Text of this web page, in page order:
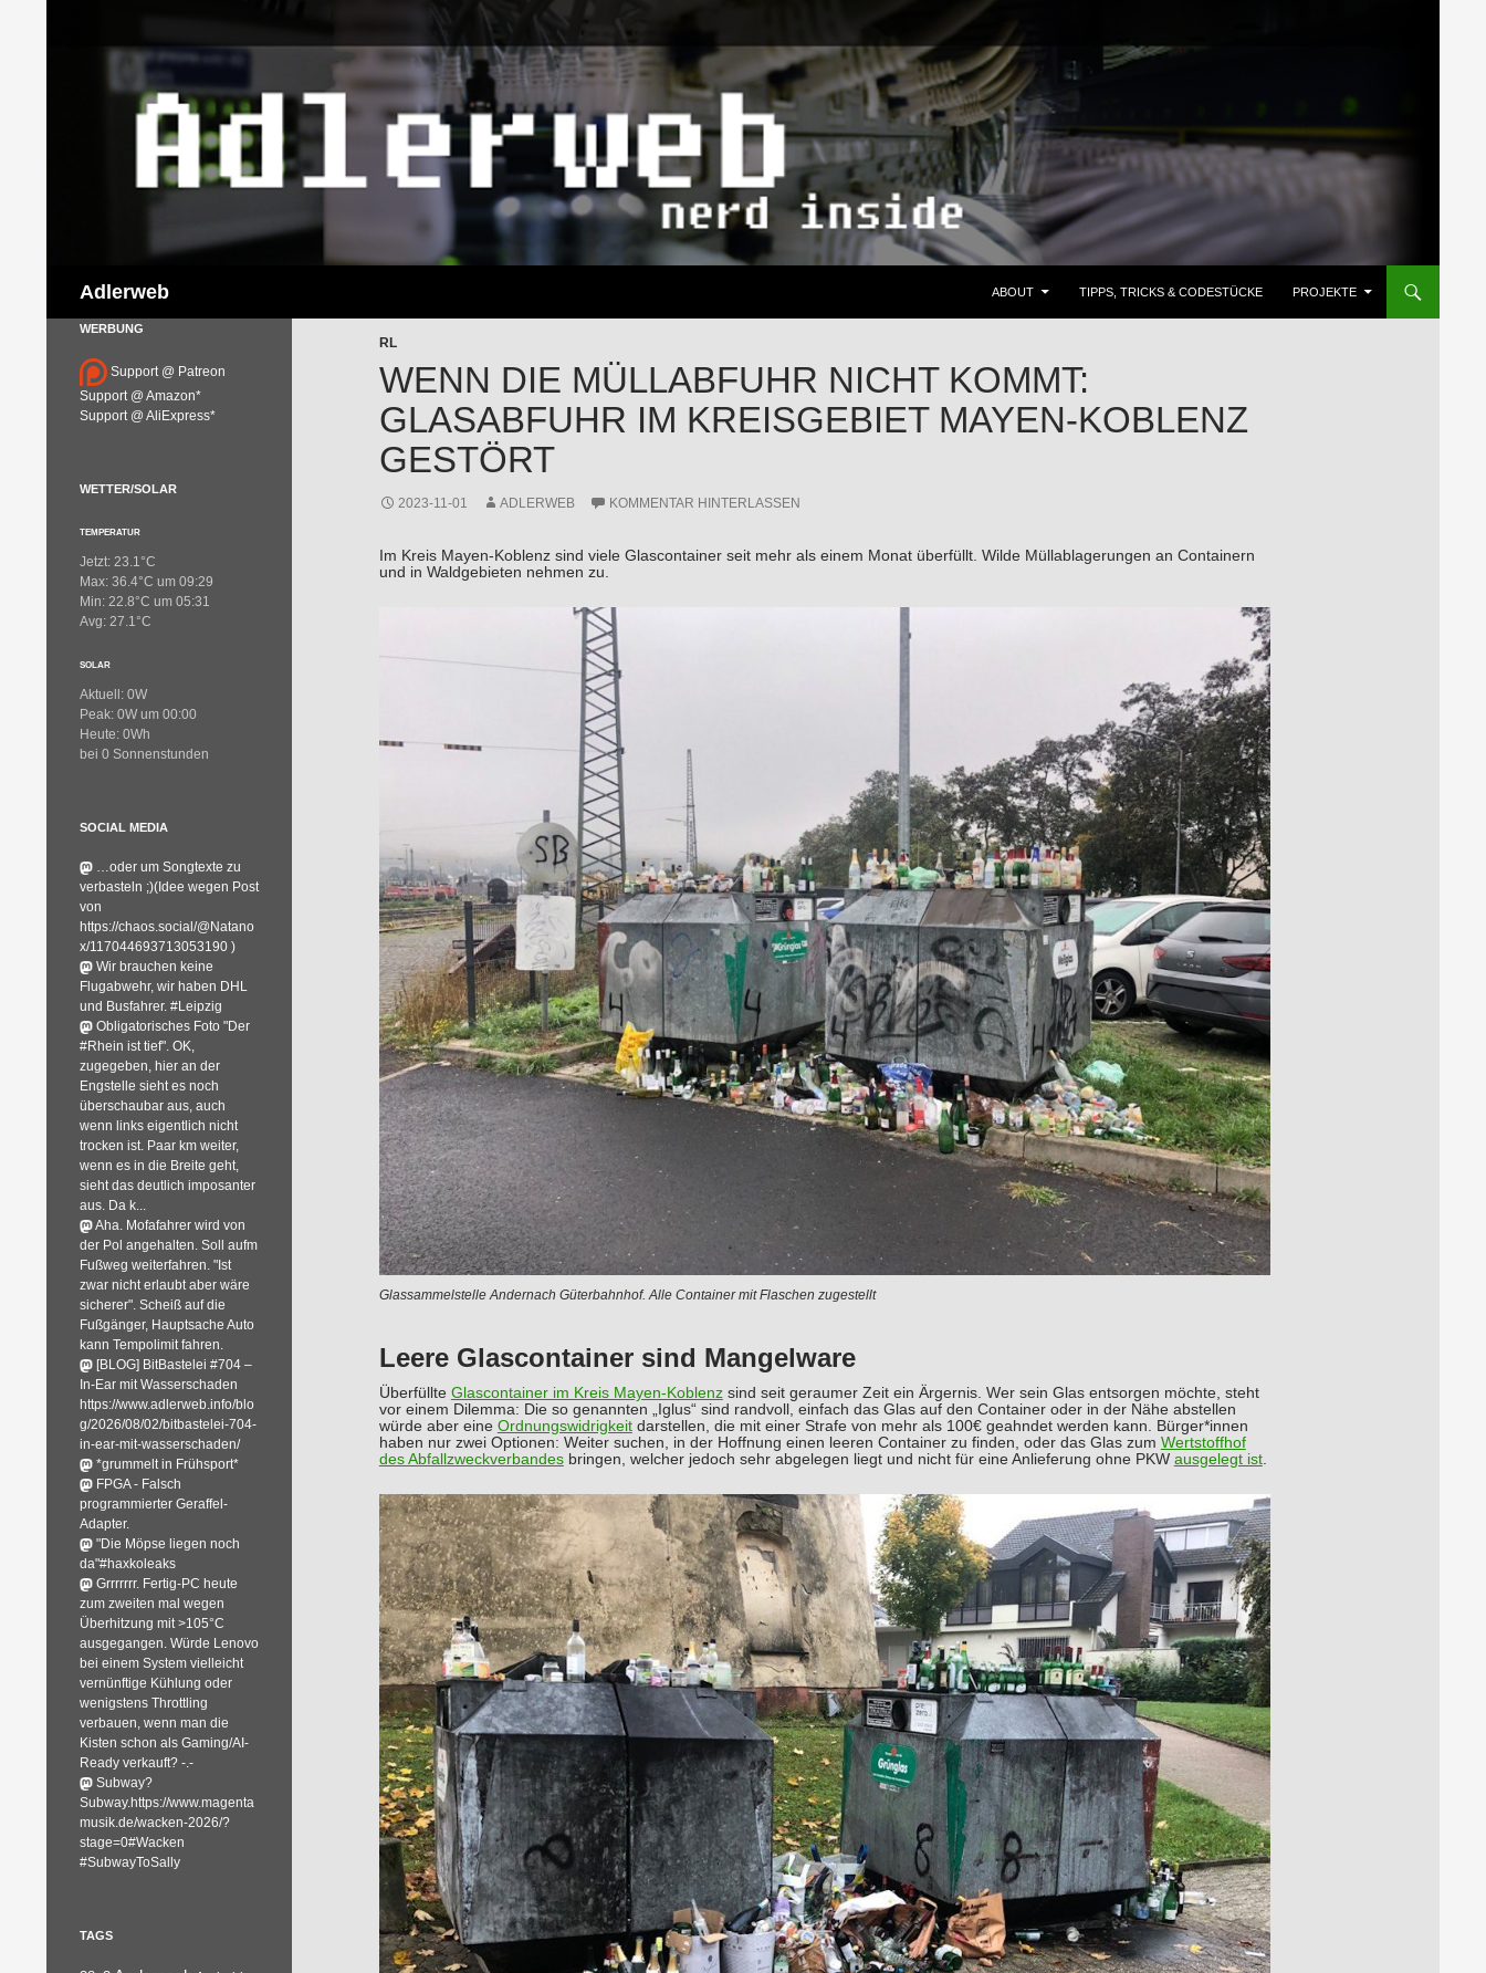
Adlerweb
ABOUT
TIPPS, TRICKS & CODESTÜCKE PROJEKTE
RL
WENN DIE MÜLLABFUHR NICHT KOMMT:
GLASABFUHR IM KREISGEBIET MAYEN-KOBLENZ
GESTÖRT
2023-11-01 ADLERWEB KOMMENTAR HINTERLASSEN
Im Kreis Mayen-Koblenz sind viele Glascontainer seit mehr als einem Monat überfüllt. Wilde Müllablagerungen an Containern
und in Waldgebieten nehmen zu.
Glassammelstelle Andernach Güterbahnhof. Alle Container mit Flaschen zugestellt
Leere Glascontainer sind Mangelware
Überfüllte Glascontainer im Kreis Mayen-Koblenzsind seit geraumer Zeit ein Ärgernis. Wer sein Glas entsorgen möchte, steht
vor einem Dilemma: Die so genannten „Iglus“ sind randvoll, einfach das Glas auf den Container oder in der Nähe abstellen
würde aber eine Ordnungswidrigkeitdarstellen, die mit einer Strafe von mehr als 100€ geahndet werden kann. Bürger*innen
haben nur zwei Optionen: Weiter suchen, in der Hoffnung einen leeren Container zu finden, oder das Glas zum Wertstoffhof
des Abfallzweckverbandesbringen, welcher jedoch sehr abgelegen liegt und nicht für eine Anlieferung ohne PKW ausgelegt ist.
WERBUNG
Support @ Patreon
Support @ Amazon*
Support @ AliExpress*
WETTER/SOLAR
TEMPERATUR
Jetzt: 23.1°C
Max: 36.4°C um 09:29
Min: 22.8°C um 05:31
Avg: 27.1°C
SOLAR
Aktuell: 0W
Peak: 0W um 00:00
Heute: 0Wh
bei 0 Sonnenstunden
SOCIAL MEDIA
…oder um Songtexte zu
verbasteln ;)(Idee wegen Post
von
https://chaos.social/@Natano
x/117044693713053190 )
Wir brauchen keine
Flugabwehr, wir haben DHL
und Busfahrer. #Leipzig
Obligatorisches Foto "Der
#Rhein ist tief". OK,
zugegeben, hier an der
Engstelle sieht es noch
überschaubar aus, auch
wenn links eigentlich nicht
trocken ist. Paar km weiter,
wenn es in die Breite geht,
sieht das deutlich imposanter
aus. Da k...
Aha. Mofafahrer wird von
der Pol angehalten. Soll aufm
Fußweg weiterfahren. "Ist
zwar nicht erlaubt aber wäre
sicherer". Scheiß auf die
Fußgänger, Hauptsache Auto
kann Tempolimit fahren.
[BLOG] BitBastelei #704 –
In-Ear mit Wasserschaden
https://www.adlerweb.info/blo
g/2026/08/02/bitbastelei-704-
in-ear-mit-wasserschaden/
*grummelt in Frühsport*
FPGA - Falsch
programmierter Geraffel-
Adapter.
"Die Möpse liegen noch
da"#haxkoleaks
Grrrrrrr. Fertig-PC heute
zum zweiten mal wegen
Überhitzung mit >105°C
ausgegangen. Würde Lenovo
bei einem System vielleicht
vernünftige Kühlung oder
wenigstens Throttling
verbauen, wenn man die
Kisten schon als Gaming/AI-
Ready verkauft? -.-
Subway?
Subway.https://www.magenta
musik.de/wacken-2026/?
stage=0#Wacken
#SubwayToSally
TAGS